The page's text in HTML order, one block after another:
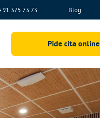
91 375 73 73 Blog
Pide cita online